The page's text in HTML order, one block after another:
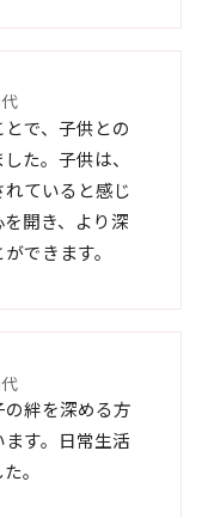
で、子供との
た。子供は、
ていると感じ
開き、より深
できます。
絆を深める方
す。日常生活
。